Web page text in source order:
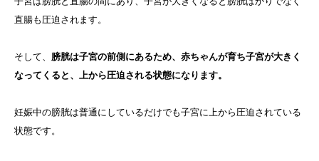
直腸も圧迫されます。
そして、 膀胱は子宮の前側にあるため、赤ちゃんが育ち子宮が大きく
なってくると、上から圧迫される状態になります。
妊娠中の膀胱は普通にしているだけでも子宮に上から圧迫されている
状態です。